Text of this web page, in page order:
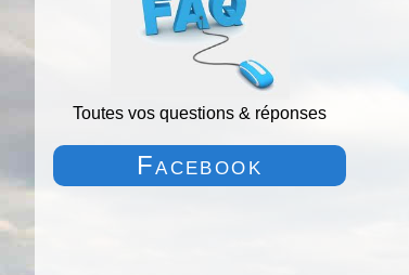
Toutes vos questions & réponses
Facebook